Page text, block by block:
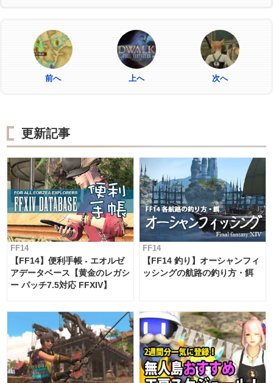
前へ 上へ 次へ
更新記事
FF14
【FF14】便利手帳 - エオルゼ
アデータベース【黄金のレガシ
ー パッチ7.5対応 FFXIV】
FF14
【FF14 釣り】オーシャンフィ
ッシングの航路の釣り方・餌